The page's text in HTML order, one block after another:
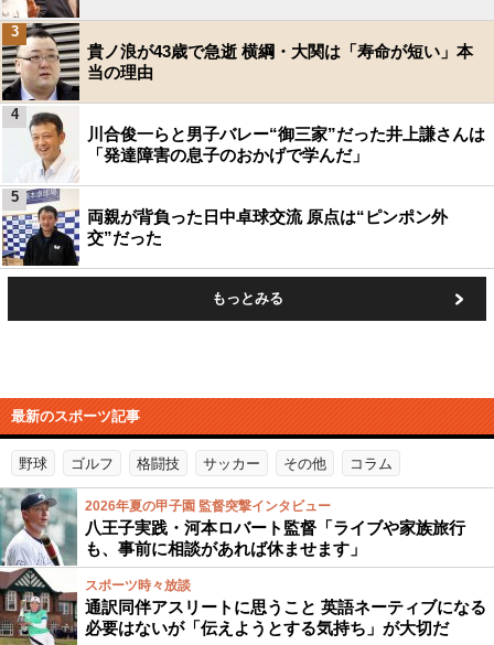
貴ノ浪が43歳で急逝 横綱・大関は「寿命が短い」本
当の理由
3
川合俊一らと男子バレー“御三家”だった井上謙さんは
「発達障害の息子のおかげで学んだ」
4
両親が背負った日中卓球交流 原点は“ピンポン外
交”だった
5
もっとみる
最新のスポーツ記事
野球 ゴルフ 格闘技 サッカー その他 コラム
2026年夏の甲子園 監督突撃インタビュー
八王子実践・河本ロバート監督「ライブや家族旅行
も、事前に相談があれば休ませます」
スポーツ時々放談
通訳同伴アスリートに思うこと 英語ネーティブになる
必要はないが「伝えようとする気持ち」が大切だ